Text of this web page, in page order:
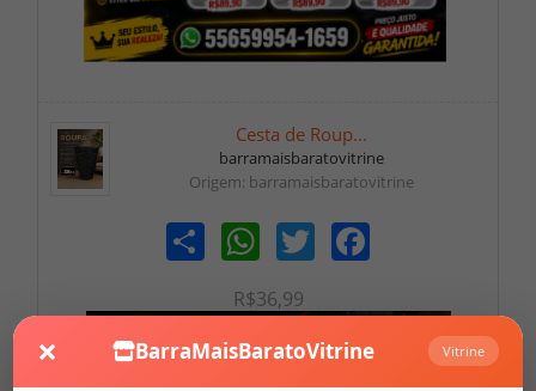
× BarraMaisBaratoVitrine Vitrine
Cesta de Roup...
barramaisbaratovitrine
Origem: barramaisbaratovitrine
Share WhatsAppTwitter Facebook
R$36,99